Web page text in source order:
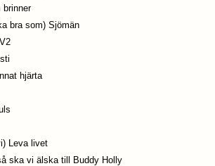
brinner
bra som) Sjömän
hjärta
Leva livet
ska vi älska till Buddy Holly